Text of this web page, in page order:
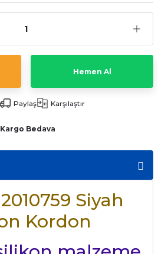
Hemen Al
Paylaş Karşılaştır
Kargo Bedava
Siyah
Kordon